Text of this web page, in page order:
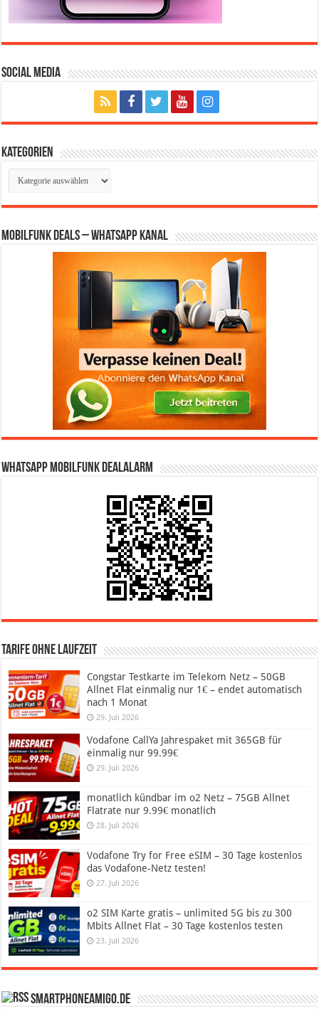
Social Media
Kategorien
Kategorien
Mobilfunk Deals – WhatsApp Kanal
WhatsApp Mobilfunk DealAlarm
Tarife ohne Laufzeit
Congstar Testkarte im Telekom Netz – 50GB
Allnet Flat einmalig nur 1€ – endet automatisch
nach 1 Monat
29. Juli 2026
Vodafone CallYa Jahrespaket mit 365GB für
einmalig nur 99.99€
29. Juli 2026
monatlich kündbar im o2 Netz – 75GB Allnet
Flatrate nur 9.99€ monatlich
28. Juli 2026
Vodafone Try for Free eSIM – 30 Tage kostenlos
das Vodafone-Netz testen!
27. Juli 2026
o2 SIM Karte gratis – unlimited 5G bis zu 300
Mbits Allnet Flat – 30 Tage kostenlos testen
23. Juli 2026
SmartphoneAmigo.de